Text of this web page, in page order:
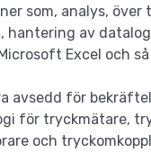
som, analys, över
hantering av
Excel och
avsedd för
för tryckmätare,
och